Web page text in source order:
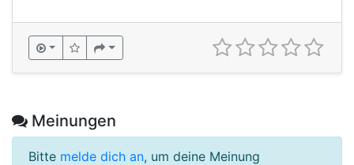
Meinungen
Bitte melde dich an, um deine Meinung